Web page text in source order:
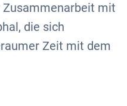
mit
die sich
Zeit mit dem